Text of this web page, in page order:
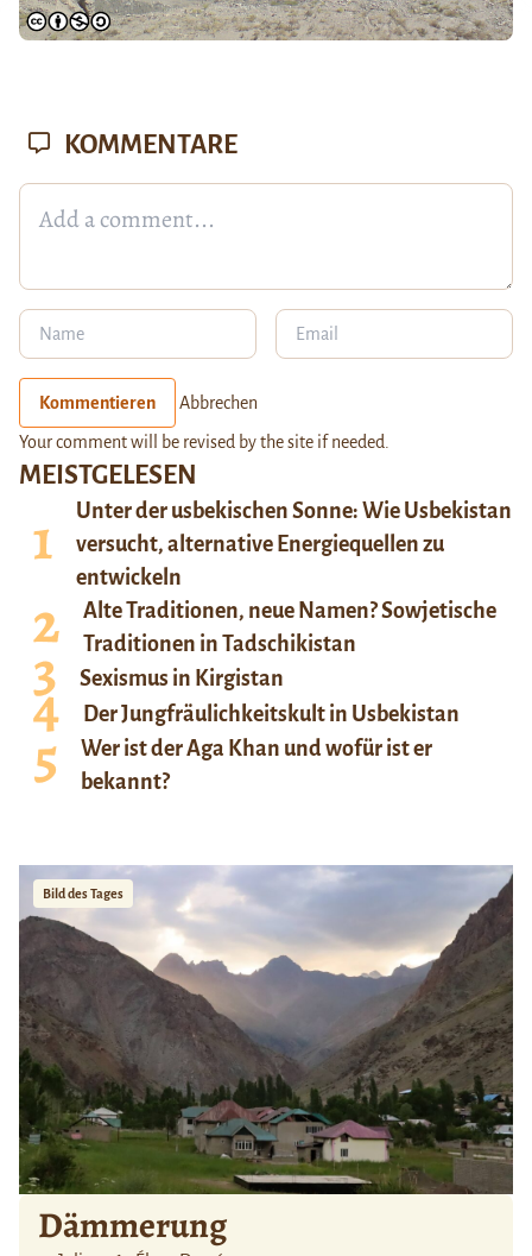
MEISTGELESEN
Unter der usbekischen Sonne: Wie Usbekistan
versucht, alternative Energiequellen zu
entwickeln
Alte Traditionen, neue Namen? Sowjetische
Traditionen in Tadschikistan
Sexismus in Kirgistan
Der Jungfräulichkeitskult in Usbekistan
Wer ist der Aga Khan und wofür ist er
bekannt?
Bild des Tages
Dämmerung
KOMMENTARE
Kommentieren Abbrechen
Your comment will be revised by the site if needed.